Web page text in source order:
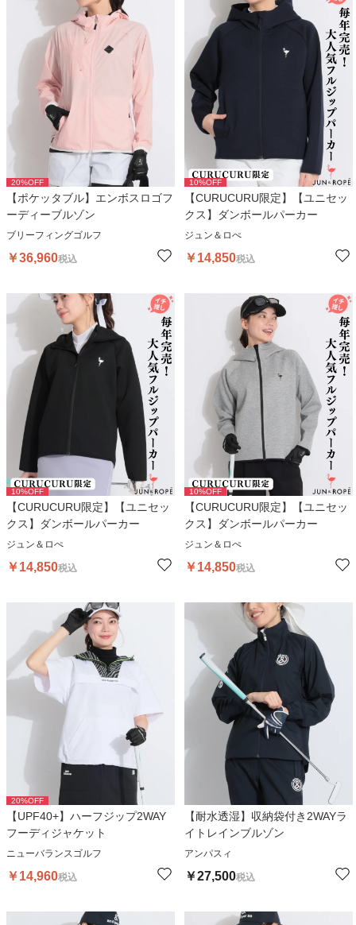
20%OFF
【ポケッタブル】エンボスロゴフ
ーディーブルゾン
ブリーフィングゴルフ
￥36,960税込
10%OFF
【CURUCURU限定】【ユニセッ
クス】ダンボールパーカー
ジュン＆ロぺ
￥14,850税込
10%OFF
【CURUCURU限定】【ユニセッ
クス】ダンボールパーカー
ジュン＆ロぺ
￥14,850税込
10%OFF
【CURUCURU限定】【ユニセッ
クス】ダンボールパーカー
ジュン＆ロぺ
￥14,850税込
20%OFF
【UPF40+】ハーフジップ2WAY
フーディジャケット
ニューバランスゴルフ
￥14,960税込
【耐水透湿】収納袋付き2WAYラ
イトレインブルゾン
アンパスィ
￥27,500税込